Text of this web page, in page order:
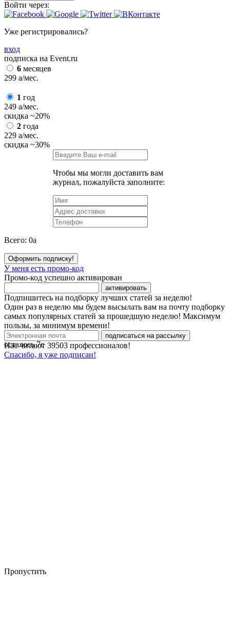
Войти через:
Уже регистрировались?
вход
подписка на Event.ru
6 месяцев
299 a/мес.
1 год
249 a/мес.
скидка ~20%
2 года
229 a/мес.
скидка ~30%
Чтобы мы могли доставить вам
журнал, пожалуйста заполните:
Всего: 0a
Оформить подписку!
У меня есть промо-код
Промо-код успешно активирован
активировать
Подпишитесь на подборку лучших статей за неделю!
Один раз в неделю мы будем высылать вам на почту подборку
самых популярных статей за прошедшую неделю! Максимум
пользы, за минимум времени!
подписаться на рассылку
Нас читают 39503 профессионалов!
Спасибо, я уже подписан!
осталось7с
Пропустить